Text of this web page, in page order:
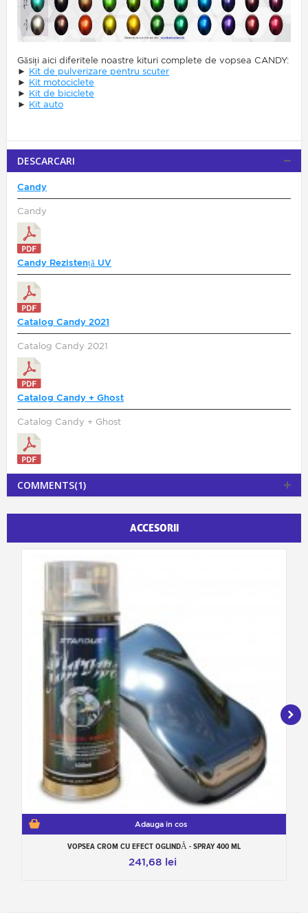
Găsiți aici diferitele noastre kituri complete de vopsea CANDY:
► Kit de pulverizare pentru scuter
► Kit motociclete
► Kit de biciclete
► Kit auto
DESCARCARI
Candy
Candy
Candy Rezistență UV
Catalog Candy 2021
Catalog Candy 2021
Catalog Candy + Ghost
Catalog Candy + Ghost
COMMENTS(1)
ACCESORII
Adauga in cos
VOPSEA CROM CU EFECT OGLINDĂ - SPRAY 400 ML
241,68 lei